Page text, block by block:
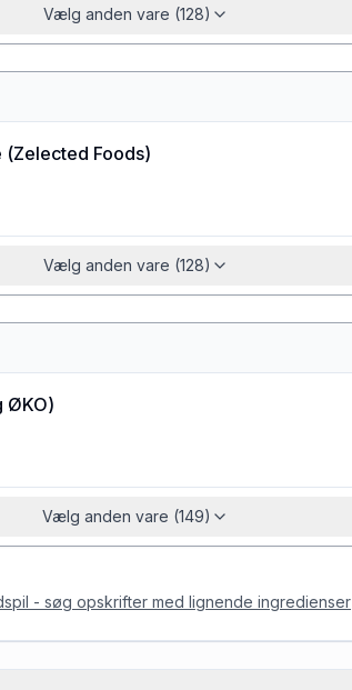
Vælg anden vare (128)
(Zelected Foods)
Vælg anden vare (128)
ØKO)
Vælg anden vare (149)
- søg opskrifter med lignende ingredienser